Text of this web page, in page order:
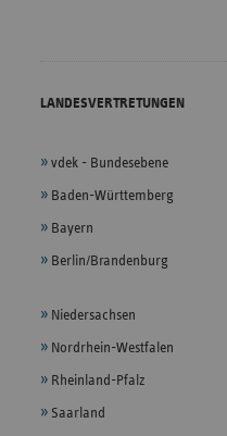
LANDESVERTRETUNGEN
vdek - Bundesebene
Baden-Württemberg
Bayern
Berlin/Brandenburg
Niedersachsen
Nordrhein-Westfalen
Rheinland-Pfalz
Saarland